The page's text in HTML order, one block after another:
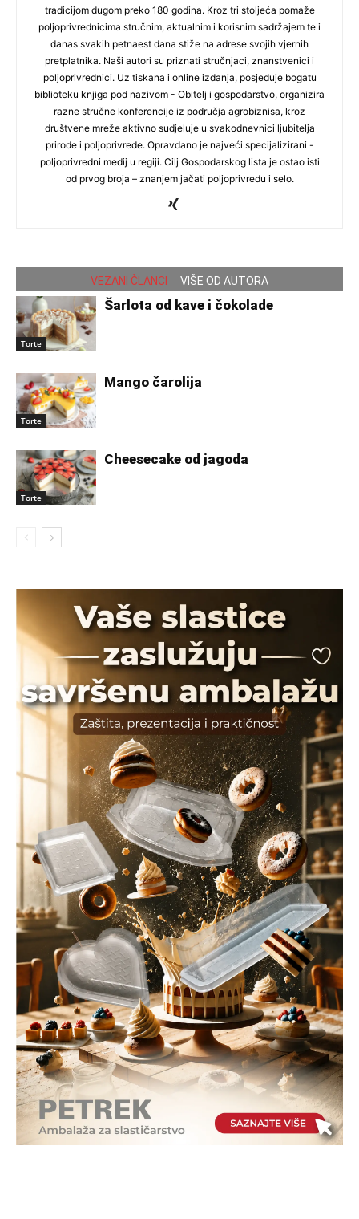
tradicijom dugom preko 180 godina. Kroz tri stoljeća pomaže
poljoprivrednicima stručnim, aktualnim i korisnim sadržajem te i
danas svakih petnaest dana stiže na adrese svojih vjernih
pretplatnika. Naši autori su priznati stručnjaci, znanstvenici i
poljoprivrednici. Uz tiskana i online izdanja, posjeduje bogatu
biblioteku knjiga pod nazivom - Obitelj i gospodarstvo, organizira
razne stručne konferencije iz područja agrobiznisa, kroz
društvene mreže aktivno sudjeluje u svakodnevnici ljubitelja
prirode i poljoprivrede. Opravdano je najveći specijalizirani -
poljoprivredni medij u regiji. Cilj Gospodarskog lista je ostao isti
od prvog broja – znanjem jačati poljoprivredu i selo.
VEZANI ČLANCI VIŠE OD AUTORA
Torte
Šarlota od kave i čokolade
Torte
Mango čarolija
Torte
Cheesecake od jagoda